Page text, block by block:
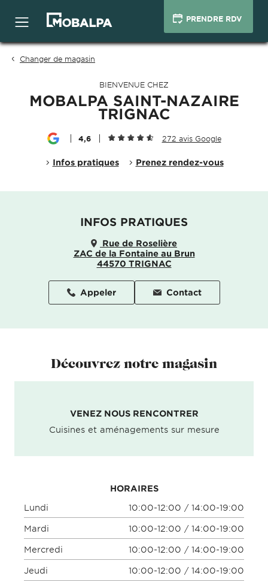
PRENDRE RDV
Changer de magasin
BIENVENUE CHEZ
MOBALPA SAINT-NAZAIRE
TRIGNAC
4,6 272 avis Google
Infos pratiques Prenez rendez-vous
INFOS PRATIQUES
Rue de Roselière
ZAC de la Fontaine au Brun
44570 TRIGNAC
Appeler Contact
Découvrez notre magasin
VENEZ NOUS RENCONTRER
Cuisines et aménagements sur mesure
HORAIRES
Lundi
10:00-12:00 / 14:00-19:00
Mardi 10:00-12:00 / 14:00-19:00
Mercredi 10:00-12:00 / 14:00-19:00
Jeudi 10:00-12:00 / 14:00-19:00